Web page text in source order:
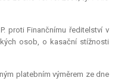
proti Finančnímu ředitelství v
osob, o kasační stížnosti
platebním výměrem ze dne